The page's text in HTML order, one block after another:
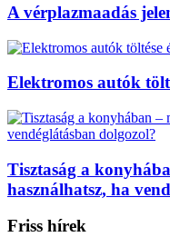
A vérplazmaadás
Elektromos autók
Tisztaság a
használhatsz, ha
Friss hírek